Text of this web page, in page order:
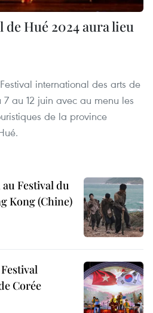
de Hué 2024 aura lieu
international des arts de
au 12 juin avec au menu les
de la province
Festival du
Kong (Chine)
Corée